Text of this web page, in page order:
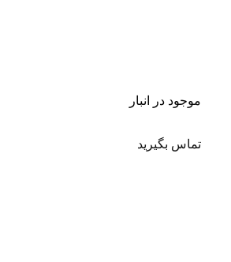
موجود در انبار
تماس بگیرید